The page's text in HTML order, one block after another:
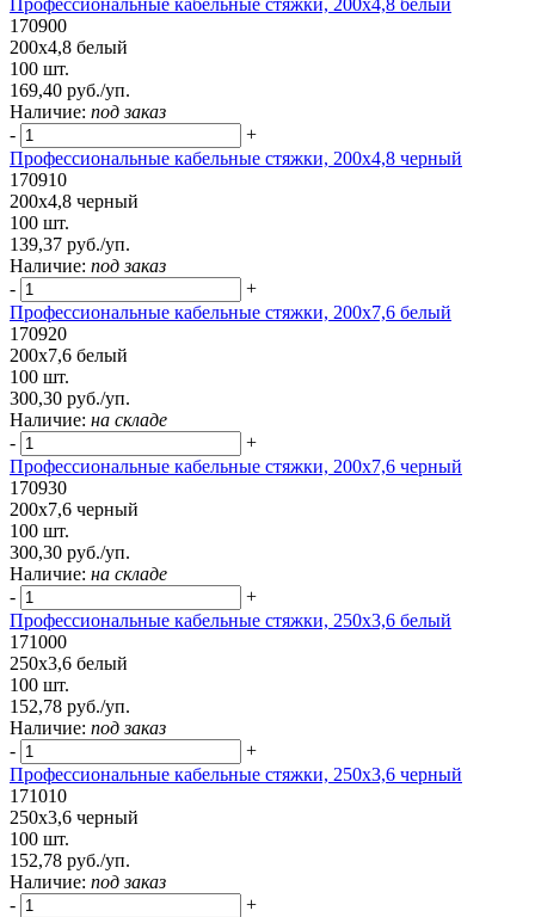
Профессиональные кабельные стяжки, 200х4,8 белый
170900
200х4,8 белый
100 шт.
169,40 руб./уп.
Наличие: под заказ
-
+
Профессиональные кабельные стяжки, 200х4,8 черный
170910
200х4,8 черный
100 шт.
139,37 руб./уп.
Наличие: под заказ
-
+
Профессиональные кабельные стяжки, 200х7,6 белый
170920
200х7,6 белый
100 шт.
300,30 руб./уп.
Наличие: на складе
-
+
Профессиональные кабельные стяжки, 200х7,6 черный
170930
200х7,6 черный
100 шт.
300,30 руб./уп.
Наличие: на складе
-
+
Профессиональные кабельные стяжки, 250х3,6 белый
171000
250х3,6 белый
100 шт.
152,78 руб./уп.
Наличие: под заказ
-
+
Профессиональные кабельные стяжки, 250х3,6 черный
171010
250х3,6 черный
100 шт.
152,78 руб./уп.
Наличие: под заказ
-
+